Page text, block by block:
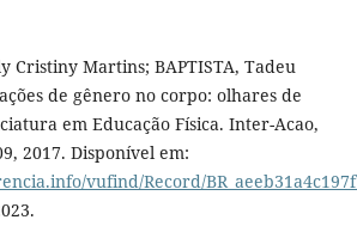
Cristiny Martins; BAPTISTA, Tadeu
de gênero no corpo: olhares de
em Educação Física. Inter-Acao,
2017. Disponível em:
vufind/Record/